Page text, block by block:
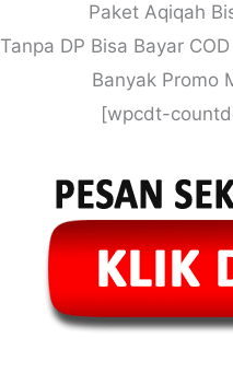
Paket Aqiqah
Tanpa DP Bisa Bayar
Banyak Promo
[wpcdt-